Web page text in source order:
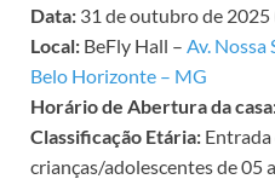
Data: 31 de outubro de
Local: BeFly Hall – Av. Nossa
Belo Horizonte – MG
Horário de Abertura da
Classificação Etária: Entrada
crianças/adolescentes de 05